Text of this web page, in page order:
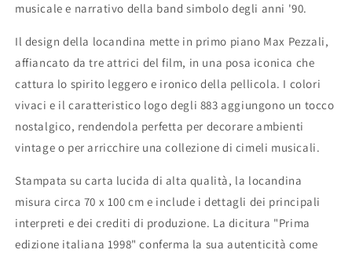
musicale e narrativo della band simbolo degli anni '90.
Il design della locandina mette in primo piano Max Pezzali,
affiancato da tre attrici del film, in una posa iconica che
cattura lo spirito leggero e ironico della pellicola. I colori
vivaci e il caratteristico logo degli 883 aggiungono un tocco
nostalgico, rendendola perfetta per decorare ambienti
vintage o per arricchire una collezione di cimeli musicali.
Stampata su carta lucida di alta qualità, la locandina
misura circa 70 x 100 cm e include i dettagli dei principali
interpreti e dei crediti di produzione. La dicitura "Prima
edizione italiana 1998" conferma la sua autenticità come